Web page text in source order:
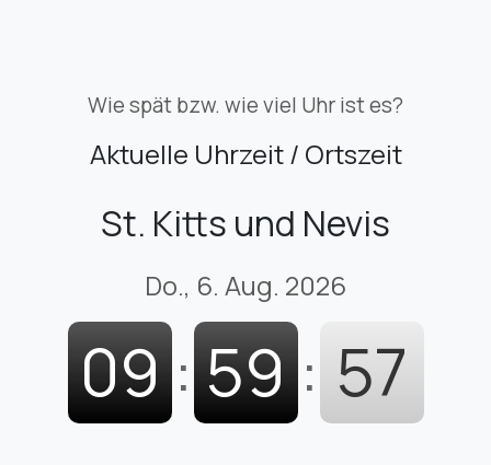
Wie spät bzw. wie viel Uhr ist es?
Aktuelle Uhrzeit / Ortszeit
St. Kitts und Nevis
Do., 6. Aug. 2026
09 : 59 : 58